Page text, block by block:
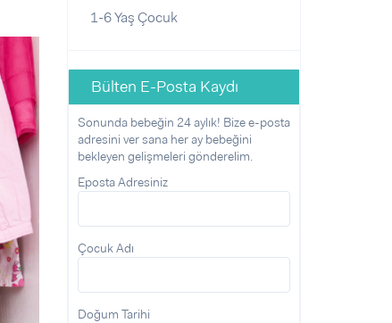
1-6 Yaş Çocuk
Bülten E-Posta Kaydı
Sonunda bebeğin 24 aylık! Bize e-posta
adresini ver sana her ay bebeğini
bekleyen gelişmeleri gönderelim.
Eposta Adresiniz
Çocuk Adı
Doğum Tarihi